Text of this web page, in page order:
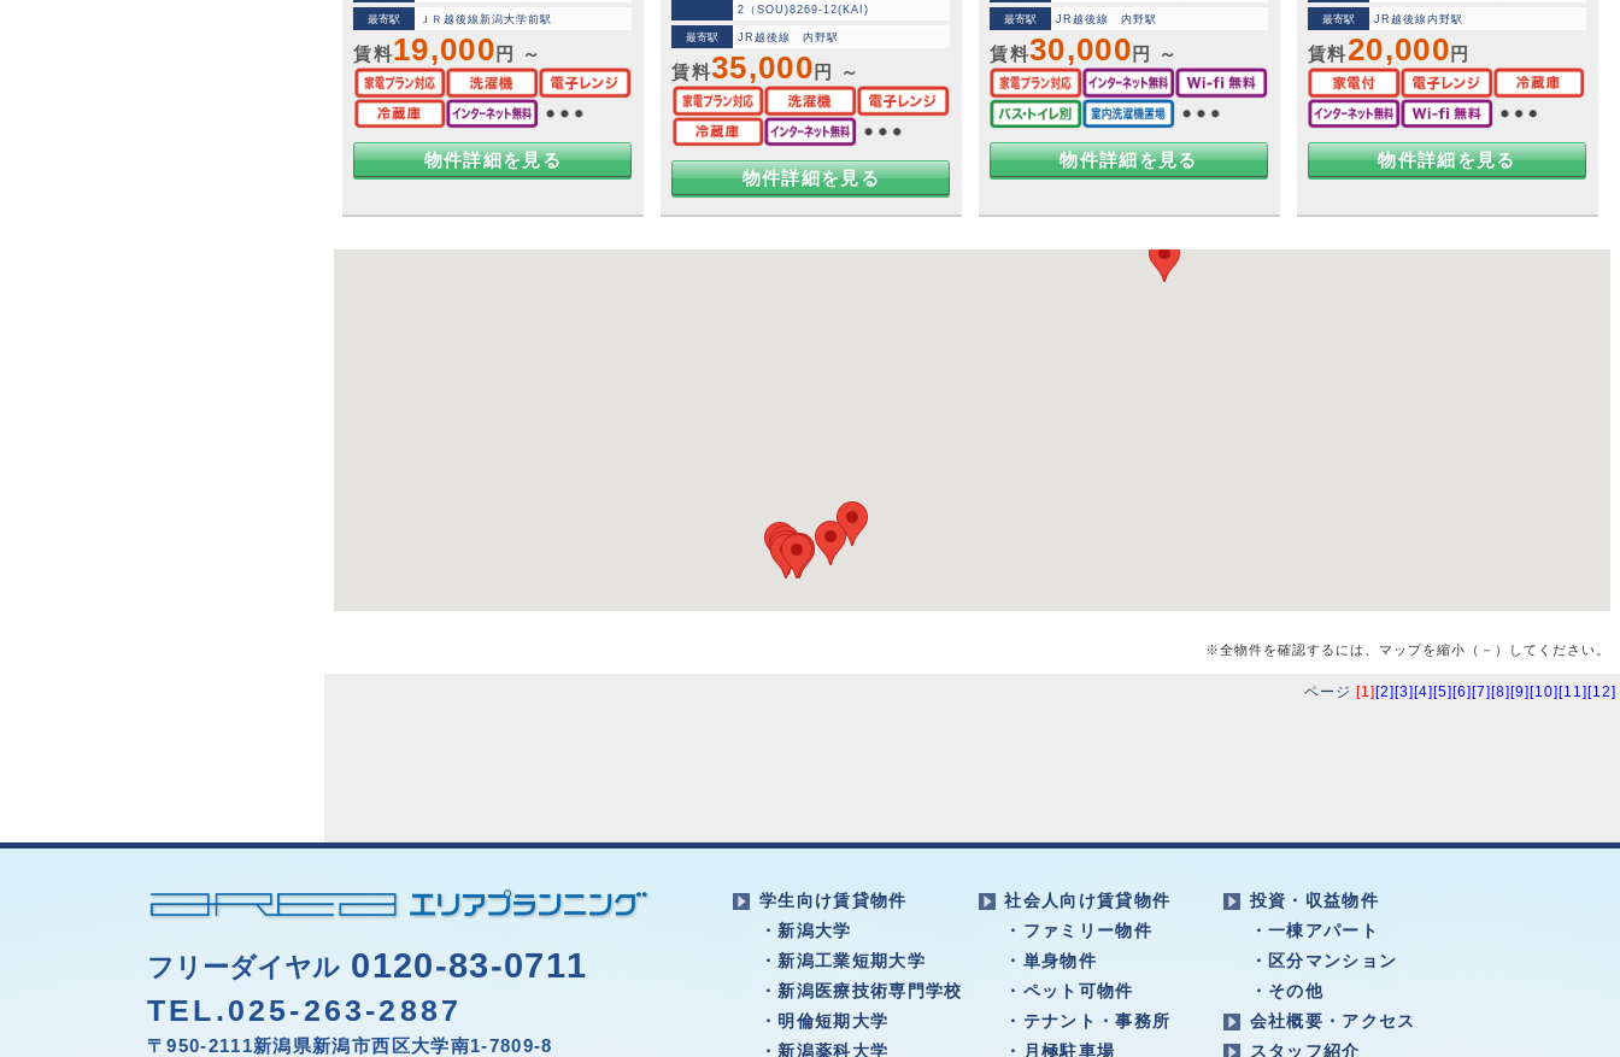
最寄駅 ＪＲ越後線新潟大学前駅
賃料19,000 円 ～
物件詳細を見る
2（SOU)8269-12(KAI)
最寄駅 JR越後線 内野駅
賃料35,000 円 ～
物件詳細を見る
最寄駅 JR越後線 内野駅
賃料30,000 円 ～
物件詳細を見る
最寄駅 JR越後線内野駅
賃料20,000 円
物件詳細を見る
※全物件を確認するには、マップを縮小（－）してください。
ページ [1] [2] [3] [4] [5] [6] [7] [8] [9] [10] [11] [12]
フリーダイヤル 0120-83-0711
TEL.025-263-2887
〒950-2111新潟県新潟市西区大学南1-7809-8
学生向け賃貸物件
・新潟大学
・新潟工業短期大学
・新潟医療技術専門学校
・明倫短期大学
・新潟薬科大学
社会人向け賃貸物件
・ファミリー物件
・単身物件
・ペット可物件
・テナント・事務所
・月極駐車場
投資・収益物件
・一棟アパート
・区分マンション
・その他
会社概要・アクセス
スタッフ紹介